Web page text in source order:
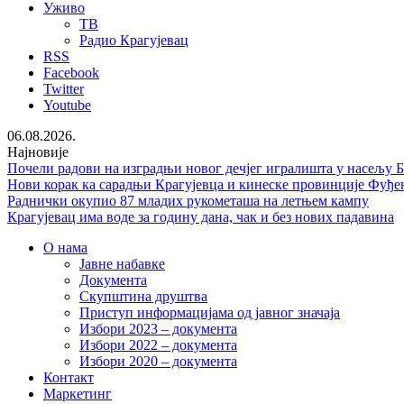
Уживо
ТВ
Радио Крагујевац
RSS
Facebook
Twitter
Youtube
06.08.2026.
Најновије
Почели радови на изградњи новог дечјег игралишта у насељу
Нови корак ка сарадњи Крагујевца и кинеске провинције
Раднички окупио 87 младих рукометаша на летњем кампу
Крагујевац има воде за годину дана, чак и без нових падавина
О нама
Јавне набавке
Документа
Скупштина друштва
Приступ информацијама од јавног значаја
Избори 2023 – документа
Избори 2022 – документа
Избори 2020 – документа
Контакт
Маркетинг